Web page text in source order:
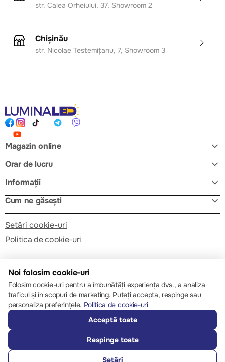
str. Calea Orheiului, 37, Showroom 2
Chișinău
str. Nicolae Testemițanu, 7, Showroom 3
Magazin online
Orar de lucru
Informații
Cum ne găsești
Setări cookie-uri
Politica de cookie-uri
© 2013 – 2026 ECOM
Noi folosim cookie-uri
Folosim cookie-uri pentru a îmbunătăți experiența dvs., a analiza
traficul și în scopuri de marketing. Puteți accepta, respinge sau
personaliza preferințele. Politica de cookie-uri
Acceptă toate
Respinge toate
Setări